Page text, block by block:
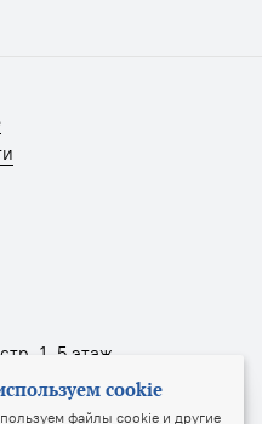
1, 5 этаж
cookie
файлы cookie и другие